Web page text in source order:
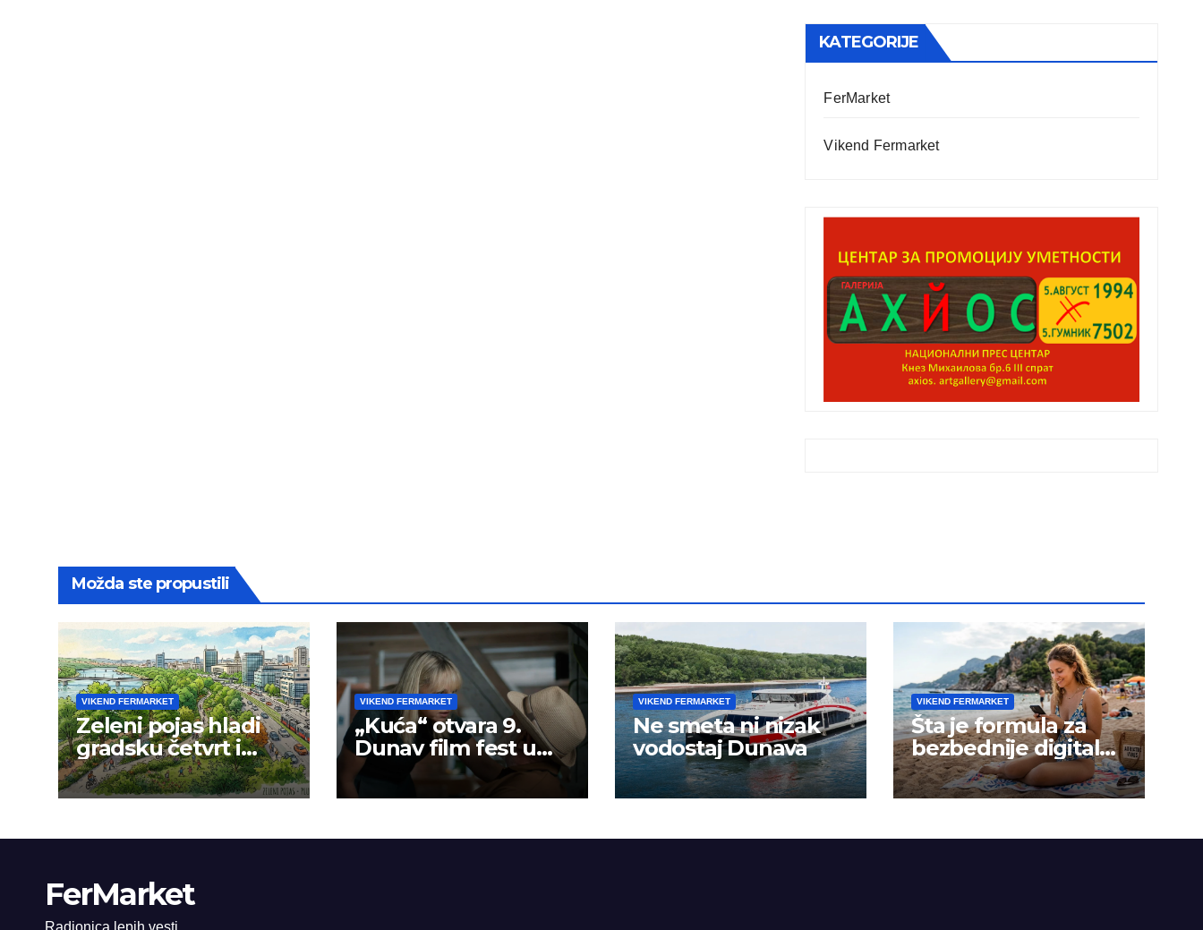
KATEGORIJE
FerMarket
Vikend Fermarket
Možda ste propustili
VIKEND FERMARKET
Zeleni pojas hladi
gradsku četvrt i
okolinu
VIKEND FERMARKET
„Kuća“ otvara 9.
Dunav film fest u
Smederevu
VIKEND FERMARKET
Ne smeta ni nizak
vodostaj Dunava
VIKEND FERMARKET
Šta je formula za
bezbednije digitalno
porodično leto?
FerMarket
Radionica lepih vesti